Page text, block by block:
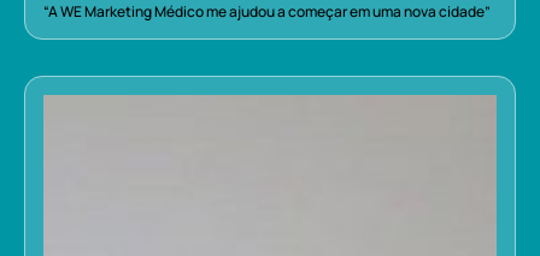
“A WE Marketing Médico me ajudou a começar em uma nova cidade”